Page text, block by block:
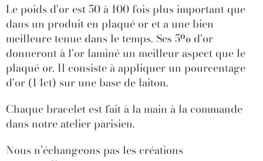
Le poids d'or est 50 à 100 fois plus important que
dans un produit en plaqué or et a une bien
meilleure tenue dans le temps. Ses 5% d'or
donneront à l'or laminé un meilleur aspect que le
plaqué or. Il consiste à appliquer un pourcentage
d'or (14ct) sur une base de laiton.
Chaque bracelet est fait à la main à la commande
dans notre atelier parisien.
Nous n’échangeons pas les créations